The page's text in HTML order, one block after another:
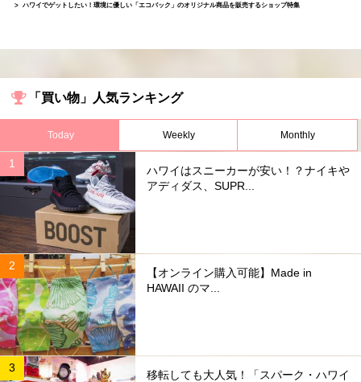
ハワイでゲットしたい！環境に優しい「エコバック」のオリジナル商品を販売するショップ特集
「買い物」人気ランキング
Today Weekly Monthly
ハワイはスニーカーが安い！？ナイキや
アディダス、SUPR...
【オンライン購入可能】Made in
HAWAII のマ...
移転しても大人気！「スパーク・ハワイ